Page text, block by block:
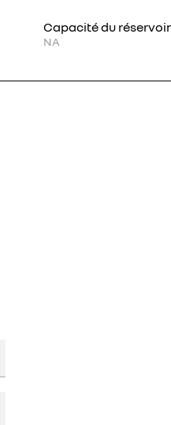
Capacité du réservoir
NA